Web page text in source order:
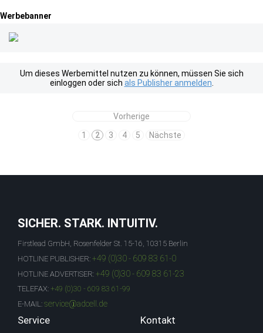
Werbebanner
Um dieses Werbemittel nutzen zu können, müssen Sie sich
einloggen oder sich als Publisher anmelden
Vorherige
1
2 3 4 5 Nächste
SICHER. STARK. INTUITIV.
Firstlead GmbH, Rosenfelder St. 15-16, 10315 Berlin
HOTLINE PUBLISHER: +49 (0)30 - 609 83 61-0
HOTLINE ADVERTISER: +49 (0)30 - 609 83 61-23
TELEFAX: +49 (0)30 - 609 83 61-99
E-MAIL: service@adcell.de
Service Kontakt